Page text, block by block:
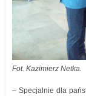
Fot. Kazimierz Netka.
– Specjalnie dla